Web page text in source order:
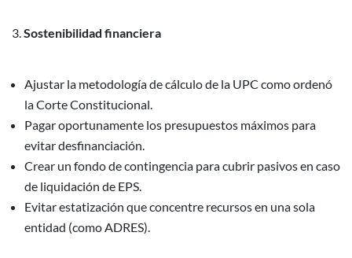
Sostenibilidad financiera
Ajustar la metodología de cálculo de la UPC como ordenó
la Corte Constitucional.
Pagar oportunamente los presupuestos máximos para
evitar desfinanciación.
Crear un fondo de contingencia para cubrir pasivos en caso
de liquidación de EPS.
Evitar estatización que concentre recursos en una sola
entidad (como ADRES).